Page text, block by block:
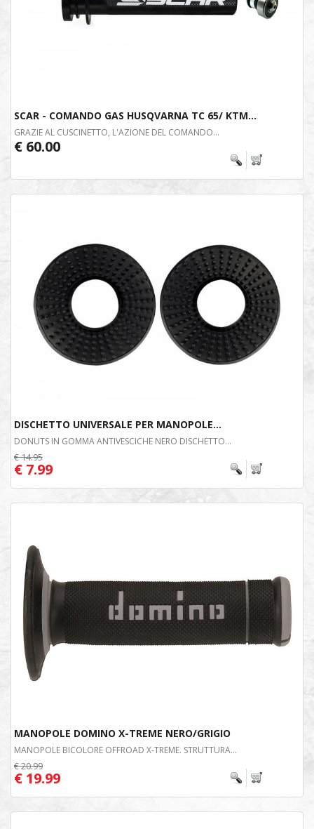
SCAR - COMANDO GAS HUSQVARNA TC 65/ KTM...
GRAZIE AL CUSCINETTO, L'AZIONE DEL COMANDO...
€ 60.00
DISCHETTO UNIVERSALE PER MANOPOLE...
DONUTS IN GOMMA ANTIVESCICHE NERO DISCHETTO...
€ 14.95
€ 7.99
MANOPOLE DOMINO X-TREME NERO/GRIGIO
MANOPOLE BICOLORE OFFROAD X-TREME. STRUTTURA...
€ 20.99
€ 19.99